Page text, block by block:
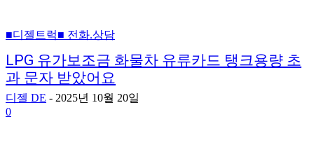
■디젤트럭■ 전화.상담
LPG 유가보조금 화물차 유류카드 탱크용량 초
과 문자 받았어요
디젤 DE - 2025년 10월 20일
0